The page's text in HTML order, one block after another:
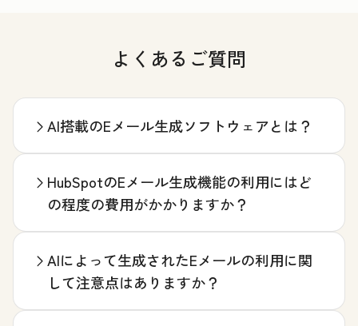
よくあるご質問
AI搭載のEメール生成ソフトウェアとは？
HubSpotのEメール生成機能の利用にはど
の程度の費用がかかりますか？
AIによって生成されたEメールの利用に関
して注意点はありますか？